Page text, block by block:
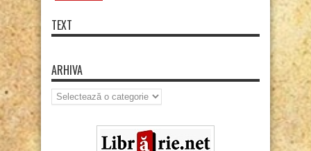
TEXT
ARHIVA
Arhiva